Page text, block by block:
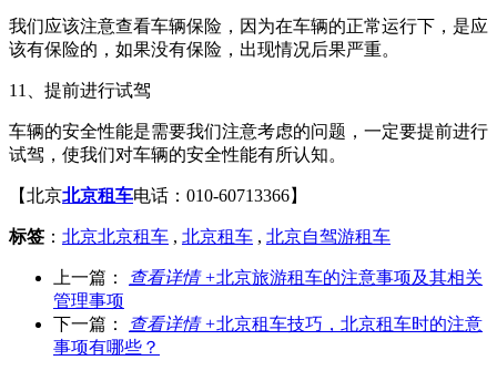
我们应该注意查看车辆保险，因为在车辆的正常运行下，是应
该有保险的，如果没有保险，出现情况后果严重。
11、提前进行试驾
车辆的安全性能是需要我们注意考虑的问题，一定要提前进行
试驾，使我们对车辆的安全性能有所认知。
【北京北京租车电话：010-60713366】
标签 ： 北京北京租车 , 北京租车 , 北京自驾游租车
上一篇： 查看详情 +北京旅游租车的注意事项及其相关
管理事项
下一篇：
查看详情 +北京租车技巧，北京租车时的注意
事项有哪些？